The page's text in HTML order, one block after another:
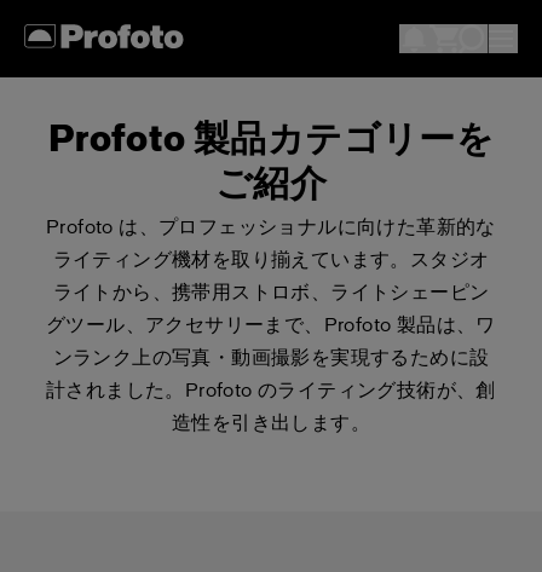
Profoto 製品カテゴリーを
ご紹介
Profoto は、プロフェッショナルに向けた革新的な
ライティング機材を取り揃えています。スタジオ
ライトから、携帯用ストロボ、ライトシェーピン
グツール、アクセサリーまで、Profoto 製品は、ワ
ンランク上の写真・動画撮影を実現するために設
計されました。Profoto のライティング技術が、創
造性を引き出します。